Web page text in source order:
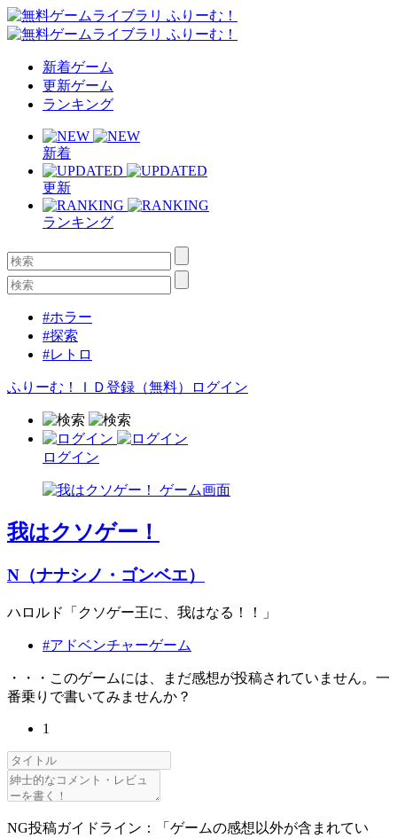
新着ゲーム
更新ゲーム
ランキング
新着
更新
ランキング
#ホラー
#探索
#レトロ
ふりーむ！ＩＤ登録（無料） ログイン
ログイン
我はクソゲー！
N（ナナシノ・ゴンベエ）
ハロルド「クソゲー王に、我はなる！！」
#アドベンチャーゲーム
・・・このゲームには、まだ感想が投稿されていません。一
番乗りで書いてみませんか？
1
NG投稿ガイドライン：「ゲームの感想以外が含まれてい